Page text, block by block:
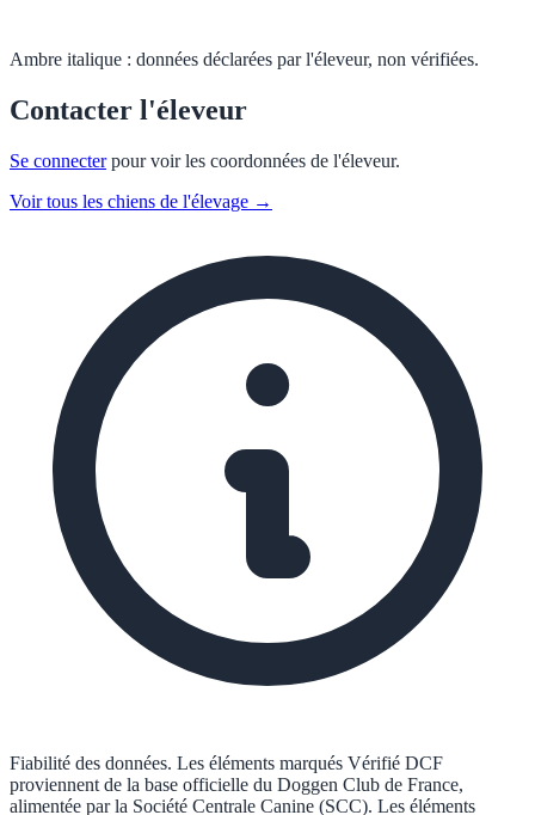
Ambre italique : données déclarées par l'éleveur, non vérifiées.
Contacter l'éleveur
Se connecterpour voir les coordonnées de l'éleveur.
Voir tous les chiens de l'élevage →
Fiabilité des données. Les éléments marqués Vérifié DCF
proviennent de la base officielle du Doggen Club de France,
alimentée par la Société Centrale Canine (SCC). Les éléments